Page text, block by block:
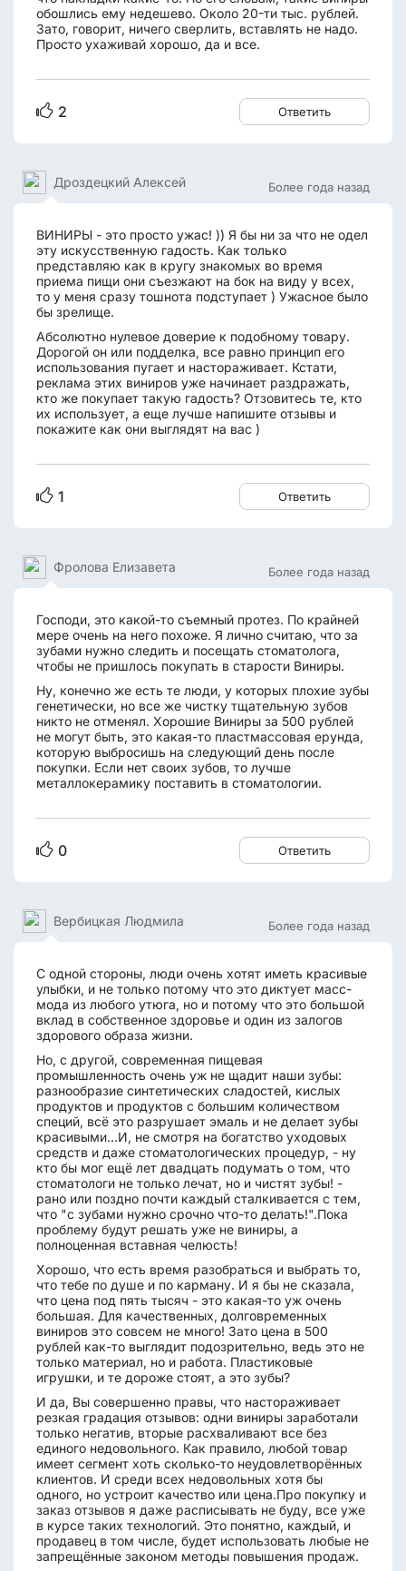
обошлись ему недешево. Около 20-ти тыс. рублей.
Зато, говорит, ничего сверлить, вставлять не надо.
Просто ухаживай хорошо, да и все.
2 Ответить
Более года назад
Дроздецкий Алексей
ВИНИРЫ - это просто ужас! )) Я бы ни за что не одел
эту искусственную гадость. Как только
представляю как в кругу знакомых во время
приема пищи они съезжают на бок на виду у всех,
то у меня сразу тошнота подступает ) Ужасное было
бы зрелище.
Абсолютно нулевое доверие к подобному товару.
Дорогой он или подделка, все равно принцип его
использования пугает и настораживает. Кстати,
реклама этих виниров уже начинает раздражать,
кто же покупает такую гадость? Отзовитесь те, кто
их использует, а еще лучше напишите отзывы и
покажите как они выглядят на вас )
1 Ответить
Более года назад
Фролова Елизавета
Господи, это какой-то съемный протез. По крайней
мере очень на него похоже. Я лично считаю, что за
зубами нужно следить и посещать стоматолога,
чтобы не пришлось покупать в старости Виниры.
Ну, конечно же есть те люди, у которых плохие зубы
генетически, но все же чистку тщательную зубов
никто не отменял. Хорошие Виниры за 500 рублей
не могут быть, это какая-то пластмассовая ерунда,
которую выбросишь на следующий день после
покупки. Если нет своих зубов, то лучше
металлокерамику поставить в стоматологии.
0 Ответить
Более года назад
Вербицкая Людмила
С одной стороны, люди очень хотят иметь красивые
улыбки, и не только потому что это диктует масс-
мода из любого утюга, но и потому что это большой
вклад в собственное здоровье и один из залогов
здорового образа жизни.
Но, с другой, современная пищевая
промышленность очень уж не щадит наши зубы:
разнообразие синтетических сладостей, кислых
продуктов и продуктов с большим количеством
специй, всё это разрушает эмаль и не делает зубы
красивыми...И, не смотря на богатство уходовых
средств и даже стоматологических процедур, - ну
кто бы мог ещё лет двадцать подумать о том, что
стоматологи не только лечат, но и чистят зубы! -
рано или поздно почти каждый сталкивается с тем,
что "с зубами нужно срочно что-то делать!".Пока
проблему будут решать уже не виниры, а
полноценная вставная челюсть!
Хорошо, что есть время разобраться и выбрать то,
что тебе по душе и по карману. И я бы не сказала,
что цена под пять тысяч - это какая-то уж очень
большая. Для качественных, долговременных
виниров это совсем не много! Зато цена в 500
рублей как-то выглядит подозрительно, ведь это не
только материал, но и работа. Пластиковые
игрушки, и те дороже стоят, а это зубы?
И да, Вы совершенно правы, что настораживает
резкая градация отзывов: одни виниры заработали
только негатив, вторые расхваливают все без
единого недовольного. Как правило, любой товар
имеет сегмент хоть сколько-то неудовлетворённых
клиентов. И среди всех недовольных хотя бы
одного, но устроит качество или цена.Про покупку и
заказ отзывов я даже расписывать не буду, все уже
в курсе таких технологий. Это понятно, каждый, и
продавец в том числе, будет использовать любые не
запрещённые законом методы повышения продаж.